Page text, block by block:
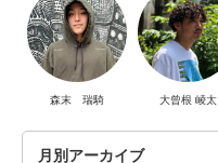
森末 瑞騎 大曾根 崚太